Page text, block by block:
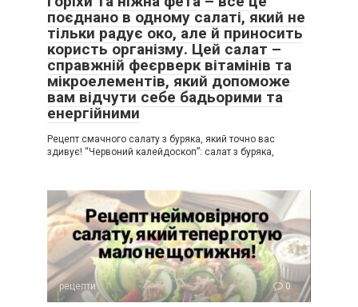
поєднано в одному салаті, який не
тільки радує око, але й приносить
користь організму. Цей салат –
справжній феєрверк вітамінів та
мікроелементів, який допоможе
вам відчути себе бадьорими та
енергійними
Рецепт смачного салату з буряка, який точно вас
здивує! “Червоний калейдоскоп”: салат з буряка,
рецепти 0